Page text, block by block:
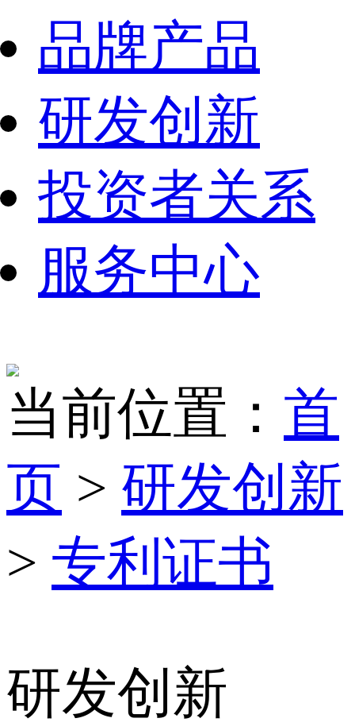
品牌产品
研发创新
投资者关系
服务中心
当前位置： 首
页 > 研发创新
> 专利证书
研发创新